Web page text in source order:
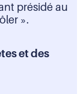
présidé au
».
et des